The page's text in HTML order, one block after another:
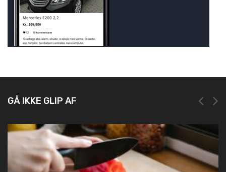
GÅ IKKE GLIP AF